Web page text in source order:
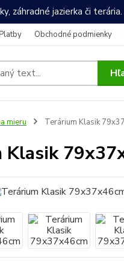
záhradné jazierka či
Obchodné podmienky
mieru Terárium Klasik
Klasik